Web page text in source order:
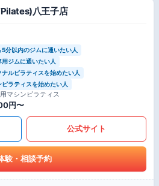
八王子店
5分以内のジムに通いたい人
用ジムに通いたい人
ナルピラティスを始めたい人
ピラティスを始めたい人
マシンピラティス
円〜
公式サイト
験・相談予約